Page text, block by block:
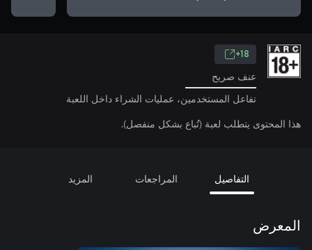
18+
عنف صريح
تفاعل المستخدمين، عمليات الشراء داخل اللعبة
هذا المحتوى يتطلب لعبة (تُباع بشكل منفصل).
التفاصيل المراجعات المزيد
المعرض